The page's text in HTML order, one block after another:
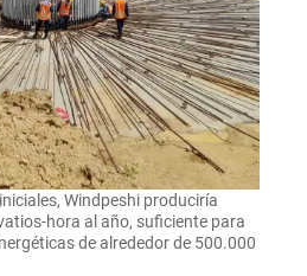
Windpeshi produciría
hora al año, suficiente para
de alrededor de 500.000